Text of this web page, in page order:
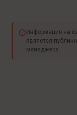
Информация на
является
менеджера.